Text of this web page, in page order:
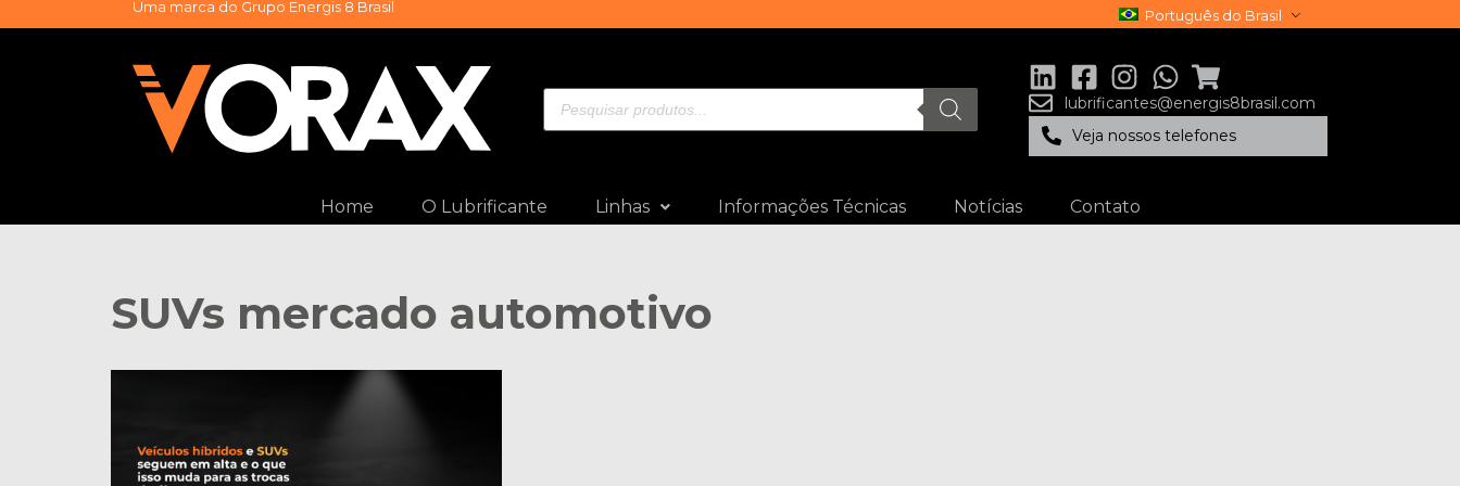
Uma marca do Grupo Energis 8 Brasil Português do Brasil
lubrificantes@energis8brasil.com
Veja nossos telefones
Home O Lubrificante Linhas Informações Técnicas Notícias Contato
SUVs mercado automotivo